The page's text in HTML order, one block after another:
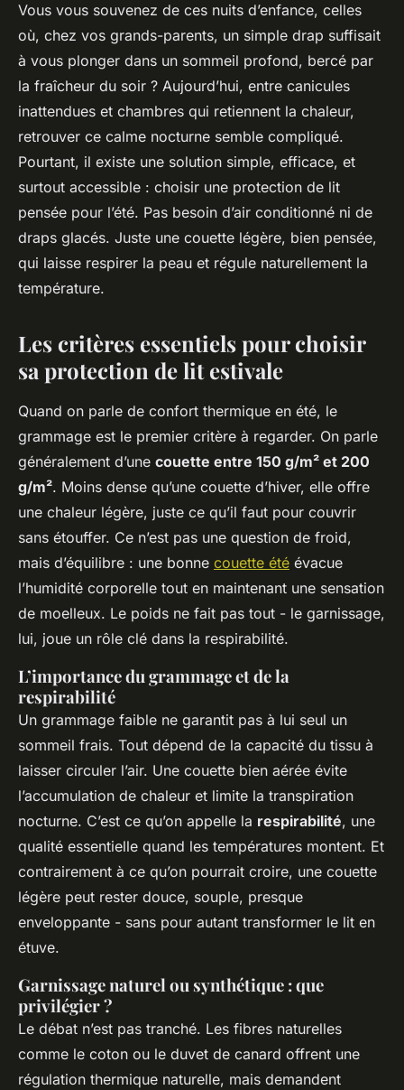
Vous vous souvenez de ces nuits d’enfance, celles
où, chez vos grands-parents, un simple drap suffisait
à vous plonger dans un sommeil profond, bercé par
la fraîcheur du soir ? Aujourd’hui, entre canicules
inattendues et chambres qui retiennent la chaleur,
retrouver ce calme nocturne semble compliqué.
Pourtant, il existe une solution simple, efficace, et
surtout accessible : choisir une protection de lit
pensée pour l’été. Pas besoin d’air conditionné ni de
draps glacés. Juste une couette légère, bien pensée,
qui laisse respirer la peau et régule naturellement la
température.
Les critères essentiels pour choisir
sa protection de lit estivale
Quand on parle de confort thermique en été, le
grammage est le premier critère à regarder. On parle
généralement d’une couette entre 150 g/m² et 200
g/m². Moins dense qu’une couette d’hiver, elle offre
une chaleur légère, juste ce qu’il faut pour couvrir
sans étouffer. Ce n’est pas une question de froid,
mais d’équilibre : une bonne couette été évacue
l’humidité corporelle tout en maintenant une sensation
de moelleux. Le poids ne fait pas tout - le garnissage,
lui, joue un rôle clé dans la respirabilité.
L’importance du grammage et de la
respirabilité
Un grammage faible ne garantit pas à lui seul un
sommeil frais. Tout dépend de la capacité du tissu à
laisser circuler l’air. Une couette bien aérée évite
l’accumulation de chaleur et limite la transpiration
nocturne. C’est ce qu’on appelle la respirabilité, une
qualité essentielle quand les températures montent. Et
contrairement à ce qu’on pourrait croire, une couette
légère peut rester douce, souple, presque
enveloppante - sans pour autant transformer le lit en
étuve.
Garnissage naturel ou synthétique : que
privilégier ?
Le débat n’est pas tranché. Les fibres naturelles
comme le coton ou le duvet de canard offrent une
régulation thermique naturelle, mais demandent